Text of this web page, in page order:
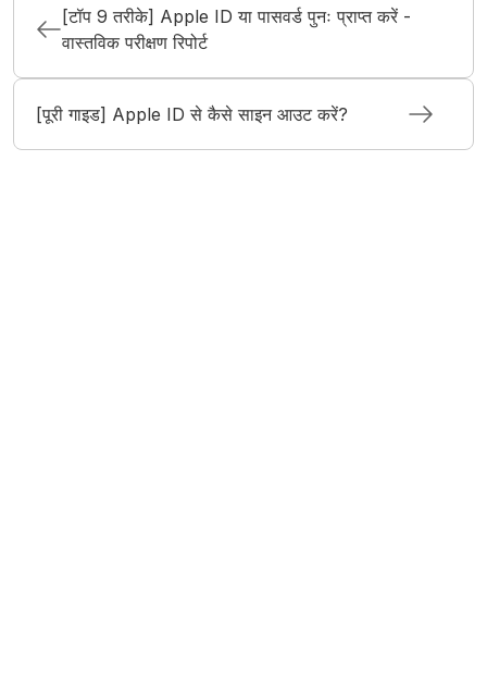
[टॉप 9 तरीके] Apple ID या पासवर्ड पुनः प्राप्त करें -
वास्तविक परीक्षण रिपोर्ट
[पूरी गाइड] Apple ID से कैसे साइन आउट करें?